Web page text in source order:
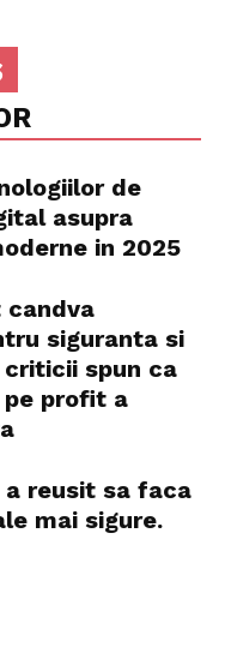
de
asupra
in 2025
candva
siguranta si
criticii spun ca
profit a
a reusit sa faca
mai sigure.